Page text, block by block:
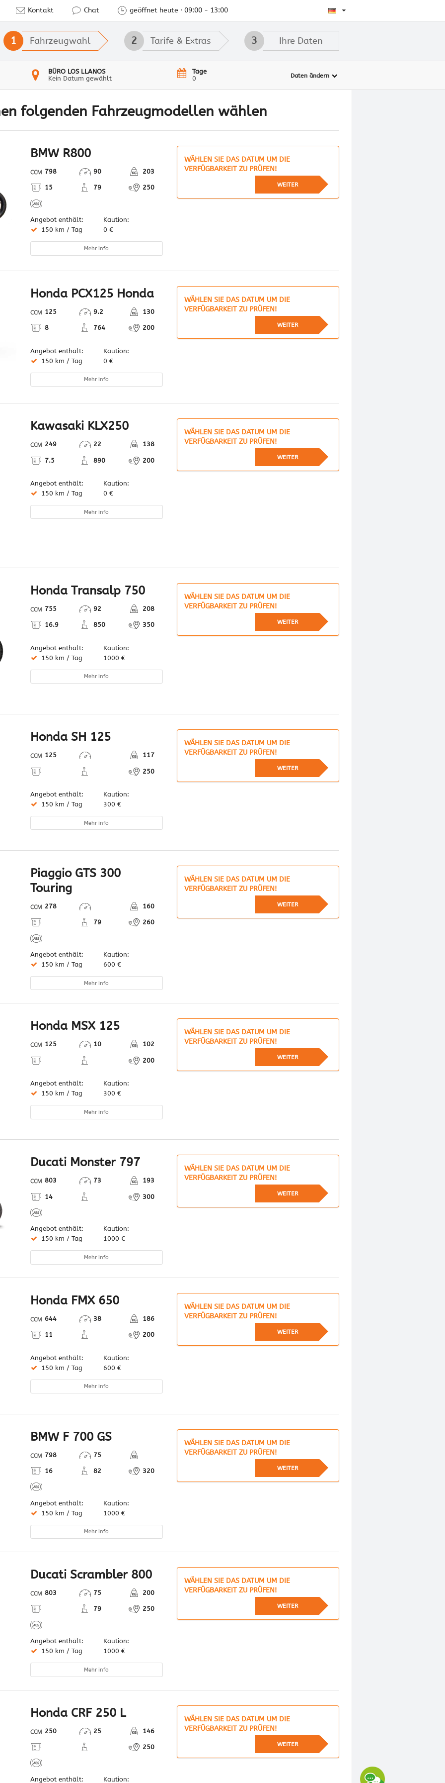
Kontakt Chat geöffnet heute · 09:00 - 13:00
1 Fahrzeugwahl 2 Tarife & Extras 3 Ihre Daten
BÜRO LOS LLANOS
Kein Datum gewählt
Tage
0
Daten ändern
folgenden Fahrzeugmodellen wählen
BMW R800
798 90 203
15 79 250
Angebot enthält:
150 km / Tag
Kaution:
0 €
Mehr info
WÄHLEN SIE DAS DATUM UM DIE
VERFÜGBARKEIT ZU PRÜFEN!
WEITER
Honda PCX125 Honda
125 9.2 130
8 764 200
Angebot enthält:
150 km / Tag
Kaution:
0 €
Mehr info
WÄHLEN SIE DAS DATUM UM DIE
VERFÜGBARKEIT ZU PRÜFEN!
WEITER
Kawasaki KLX250
249 22 138
7.5 890 200
Angebot enthält:
150 km / Tag
Kaution:
0 €
Mehr info
WÄHLEN SIE DAS DATUM UM DIE
VERFÜGBARKEIT ZU PRÜFEN!
WEITER
Honda Transalp 750
755 92 208
16.9 850 350
Angebot enthält:
150 km / Tag
Kaution:
1000 €
Mehr info
WÄHLEN SIE DAS DATUM UM DIE
VERFÜGBARKEIT ZU PRÜFEN!
WEITER
Honda SH 125
125 117
250
Angebot enthält:
150 km / Tag
Kaution:
300 €
Mehr info
WÄHLEN SIE DAS DATUM UM DIE
VERFÜGBARKEIT ZU PRÜFEN!
WEITER
Piaggio GTS 300
Touring
278 160
79 260
Angebot enthält:
150 km / Tag
Kaution:
600 €
Mehr info
WÄHLEN SIE DAS DATUM UM DIE
VERFÜGBARKEIT ZU PRÜFEN!
WEITER
Honda MSX 125
125 10 102
200
Angebot enthält:
150 km / Tag
Kaution:
300 €
Mehr info
WÄHLEN SIE DAS DATUM UM DIE
VERFÜGBARKEIT ZU PRÜFEN!
WEITER
Ducati Monster 797
803 73 193
14 300
Angebot enthält:
150 km / Tag
Kaution:
1000 €
Mehr info
WÄHLEN SIE DAS DATUM UM DIE
VERFÜGBARKEIT ZU PRÜFEN!
WEITER
Honda FMX 650
644 38 186
11 200
Angebot enthält:
150 km / Tag
Kaution:
600 €
Mehr info
WÄHLEN SIE DAS DATUM UM DIE
VERFÜGBARKEIT ZU PRÜFEN!
WEITER
BMW F 700 GS
798 75
16 82 320
Angebot enthält:
150 km / Tag
Kaution:
1000 €
Mehr info
WÄHLEN SIE DAS DATUM UM DIE
VERFÜGBARKEIT ZU PRÜFEN!
WEITER
Ducati Scrambler 800
803 75 200
79 250
Angebot enthält:
150 km / Tag
Kaution:
1000 €
Mehr info
WÄHLEN SIE DAS DATUM UM DIE
VERFÜGBARKEIT ZU PRÜFEN!
WEITER
Honda CRF 250 L
250 25 146
250
Angebot enthält: Kaution:
WÄHLEN SIE DAS DATUM UM DIE
VERFÜGBARKEIT ZU PRÜFEN!
WEITER